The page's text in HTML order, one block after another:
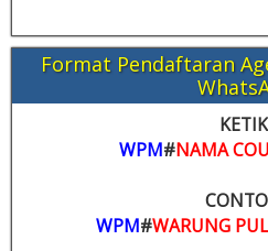
Format Pendaftaran
WPM#NAMA
WPM#WARUNG